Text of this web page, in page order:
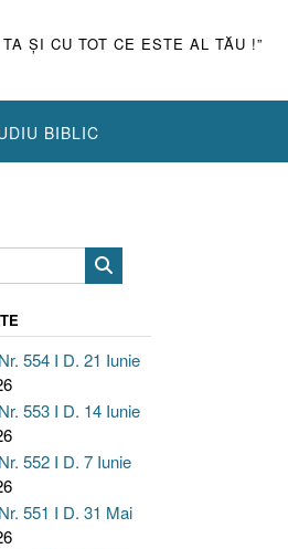
ŞI CU TOT CE ESTE AL TĂU !”
BIBLIC
554 I D. 21 Iunie
553 I D. 14 Iunie
552 I D. 7 Iunie
551 I D. 31 Mai